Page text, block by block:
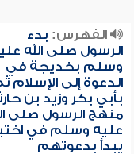
الفهرس: بدء
الرسول صلى الله
وسلم بخديجة في
الدعوة إلى الإسلام
بأبي بكر وزيد بن
منهج الرسول صلى
عليه وسلم في
يبدأ بدعوتهم